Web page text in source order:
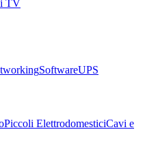
TV
SoftwareUPS
Piccoli ElettrodomesticiCavi e